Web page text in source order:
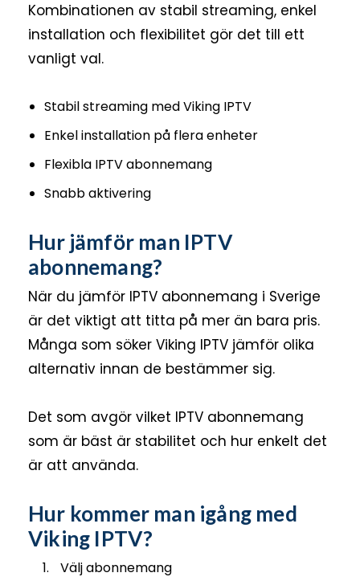
Kombinationen av stabil streaming, enkel
installation och flexibilitet gör det till ett
vanligt val.
Stabil streaming med Viking IPTV
Enkel installation på flera enheter
Flexibla IPTV abonnemang
Snabb aktivering
Hur jämför man IPTV
abonnemang?
När du jämför IPTV abonnemang i Sverige
är det viktigt att titta på mer än bara pris.
Många som söker Viking IPTV jämför olika
alternativ innan de bestämmer sig.
Det som avgör vilket IPTV abonnemang
som är bäst är stabilitet och hur enkelt det
är att använda.
Hur kommer man igång med
Viking IPTV?
Välj abonnemang